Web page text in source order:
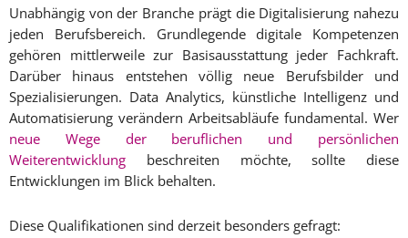
Unabhängig von der Branche prägt die Digitalisierung nahezu
jeden Berufsbereich. Grundlegende digitale Kompetenzen
gehören mittlerweile zur Basisausstattung jeder Fachkraft.
Darüber hinaus entstehen völlig neue Berufsbilder und
Spezialisierungen. Data Analytics, künstliche Intelligenz und
Automatisierung verändern Arbeitsabläufe fundamental. Wer
neue Wege der beruflichen und persönlichen
Weiterentwicklung beschreiten möchte, sollte diese
Entwicklungen im Blick behalten.
Diese Qualifikationen sind derzeit besonders gefragt: